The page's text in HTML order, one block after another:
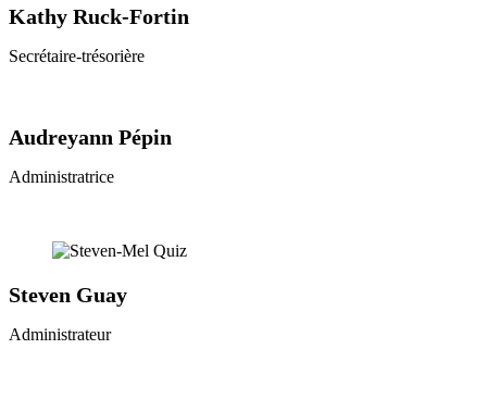
Kathy Ruck-Fortin
Secrétaire-trésorière
Audreyann Pépin
Administratrice
Steven Guay
Administrateur